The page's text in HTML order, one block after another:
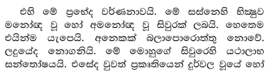
එහි මේ ප්‍රභේද වර්ණනාවයි. මේ සස්නෙහි භික්‍ෂුව
මනෝඥ වූ හෝ අමනෝඥ වූ සිවුරක් ලබයි. හෙතෙම
එයින්ම යැපෙයි. අනෙකක් බලාපොරොත්තු නොවේ.
ලදුයේද නොගනියි. මේ මොහුගේ සිවුරෙහි යථාලාභ
සන්තෝෂයයි. එසේද වුවත් ප්‍රකෘතියෙන් දුර්වල වූයේ හෝ